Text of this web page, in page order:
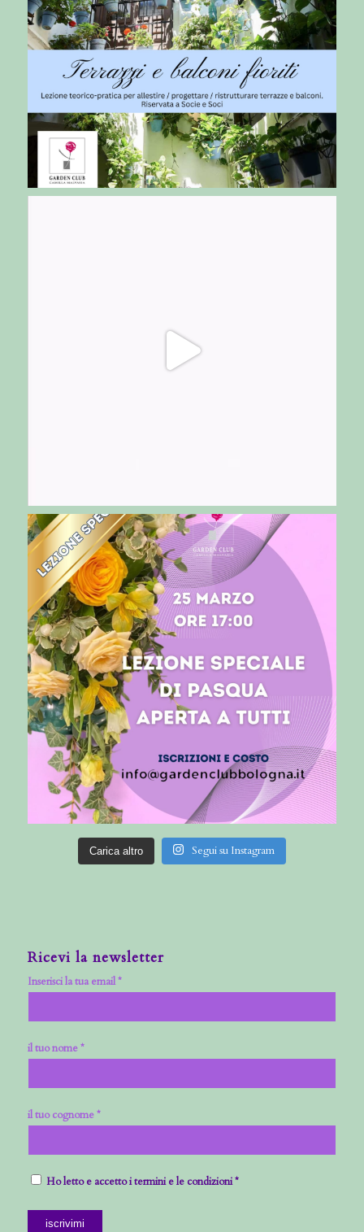
Carica altro Segui su Instagram
Ricevi la newsletter
Inserisci la tua email *
il tuo nome *
il tuo cognome *
Ho letto e accetto i termini e le condizioni *